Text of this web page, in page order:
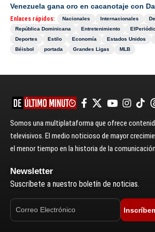
Venezuela gana oro en cacanotaje con
Enlaces rápidos: Nacionales Internacionales
República Dominicana
Entretenimiento
Deportes
Estilo Economía Estados Unidos
Béisbol
portada Grandes Ligas MLB
Somos una multiplataforma que ofrece
televisivos. El medio noticioso de mayor
el menor tiempo en la historia de la
Newsletter
Suscríbete a nuestro boletín de noticias.